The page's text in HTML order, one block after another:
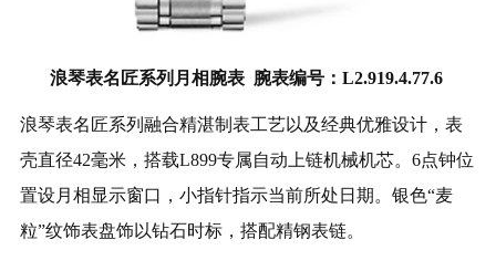
浪琴表名匠系列月相腕表 腕表编号：L2.919.4.77.6
浪琴表名匠系列融合精湛制表工艺以及经典优雅设计，表
壳直径42毫米，搭载L899专属自动上链机械机芯。6点钟位
置设月相显示窗口，小指针指示当前所处日期。银色“麦
粒”纹饰表盘饰以钻石时标，搭配精钢表链。